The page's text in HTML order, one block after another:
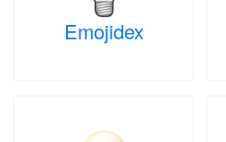
Emojidex